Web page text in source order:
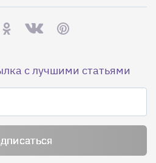
с лучшими статьями